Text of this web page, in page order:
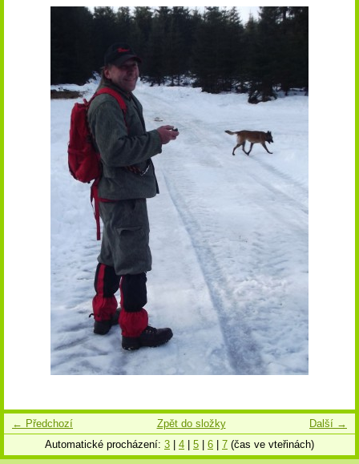
← Předchozí Další →
Zpět do složky
Automatické procházení: 3 4 5 6 7 (čas ve vteřinách)